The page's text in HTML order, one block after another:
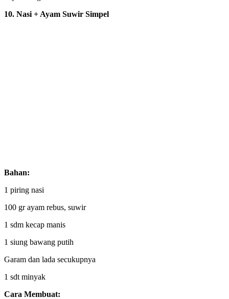
10. Nasi + Ayam Suwir Simpel
Bahan:
1 piring nasi
100 gr ayam rebus, suwir
1 sdm kecap manis
1 siung bawang putih
Garam dan lada secukupnya
1 sdt minyak
Cara Membuat: